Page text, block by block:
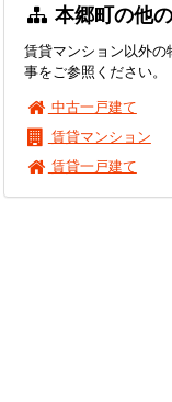
本郷町の他
賃貸マンション以外
事をご参照ください。
中古一戸建て
賃貸マンション
賃貸一戸建て